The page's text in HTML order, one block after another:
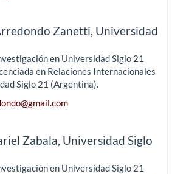
Zanetti, Universidad
en Universidad Siglo 21
en Relaciones Internacionales
Siglo 21 (Argentina).
Zabala, Universidad Siglo
en Universidad Siglo 21